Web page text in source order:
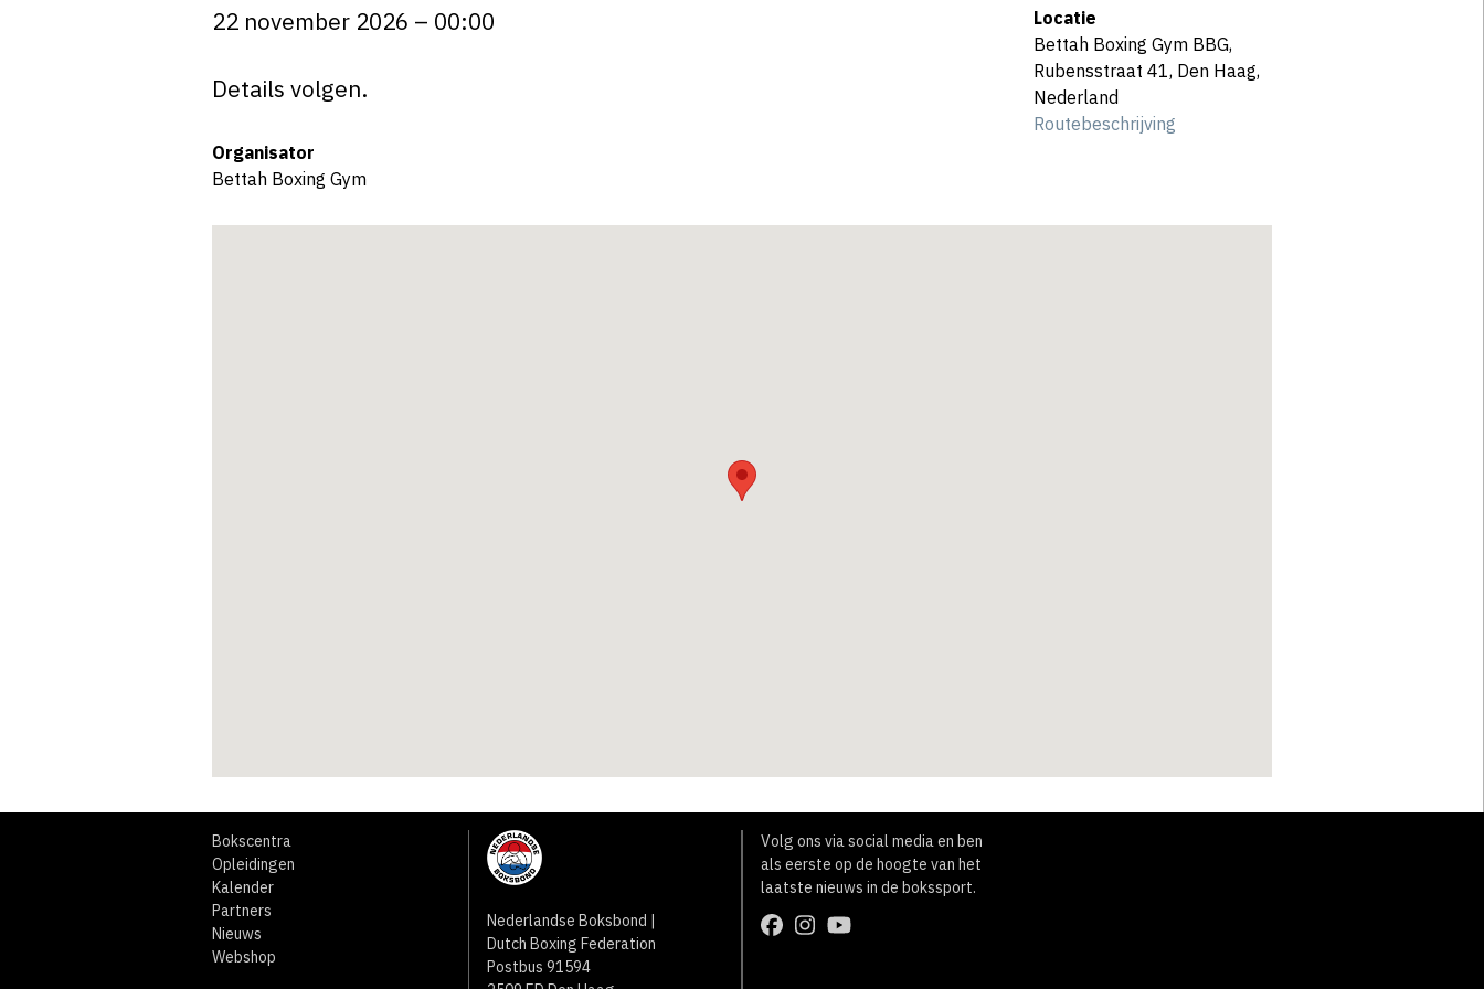
22 november 2026 – 00:00
Details volgen.
Organisator
Bettah Boxing Gym
Locatie
Bettah Boxing Gym BBG,
Rubensstraat 41, Den Haag,
Nederland
Routebeschrijving
Bokscentra
Opleidingen
Kalender
Partners
Nieuws
Webshop
Nederlandse Boksbond |
Dutch Boxing Federation
Postbus 91594
Volg ons via social media en ben
als eerste op de hoogte van het
laatste nieuws in de bokssport.